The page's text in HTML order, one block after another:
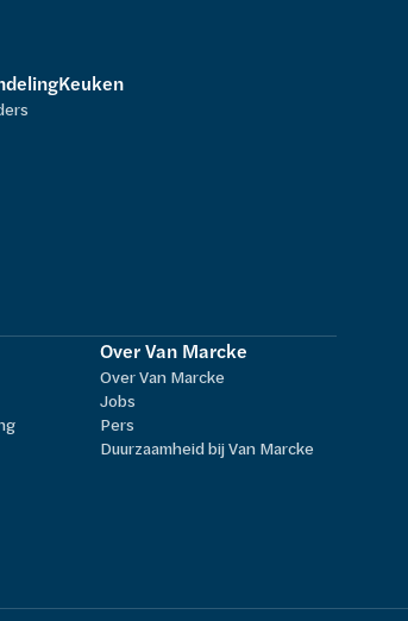
Keuken
Over Van Marcke
Over Van Marcke
Jobs
Pers
Duurzaamheid bij Van Marcke